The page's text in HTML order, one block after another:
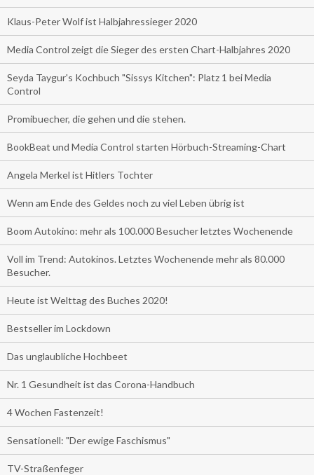
Klaus-Peter Wolf ist Halbjahressieger 2020
Media Control zeigt die Sieger des ersten Chart-Halbjahres 2020
Seyda Taygur's Kochbuch "Sissys Kitchen": Platz 1 bei Media
Control
Promibuecher, die gehen und die stehen.
BookBeat und Media Control starten Hörbuch-Streaming-Chart
Angela Merkel ist Hitlers Tochter
Wenn am Ende des Geldes noch zu viel Leben übrig ist
Boom Autokino: mehr als 100.000 Besucher letztes Wochenende
Voll im Trend: Autokinos. Letztes Wochenende mehr als 80.000
Besucher.
Heute ist Welttag des Buches 2020!
Bestseller im Lockdown
Das unglaubliche Hochbeet
Nr. 1 Gesundheit ist das Corona-Handbuch
4 Wochen Fastenzeit!
Sensationell: "Der ewige Faschismus"
TV-Straßenfeger